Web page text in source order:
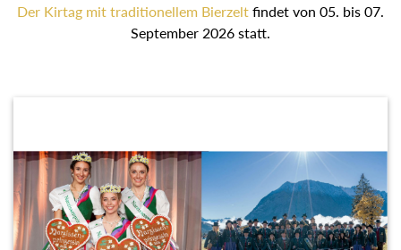
Der Kirtag mit traditionellem Bierzelt findet von 05. bis 07.
September 2026 statt.